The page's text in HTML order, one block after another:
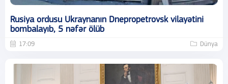
Rusiya ordusu Ukraynanın Dnepropetrovsk vilayətini
bombalayıb, 5 nəfər ölüb
17:09 Dünya